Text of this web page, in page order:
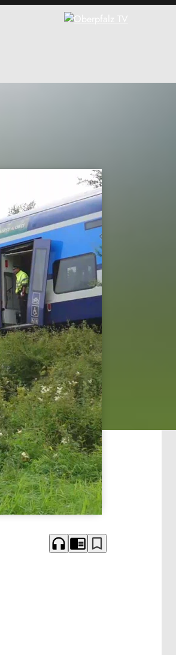
headphones chrome_reader_mode bookmark_border